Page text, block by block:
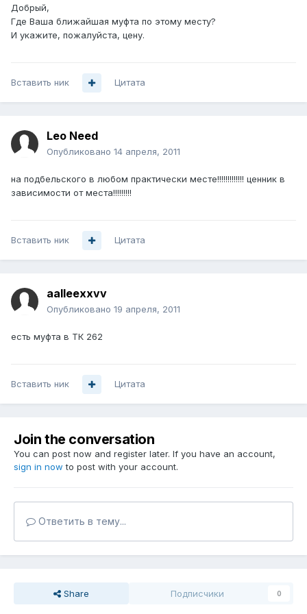
Добрый,
Где Ваша ближайшая муфта по этому месту?
И укажите, пожалуйста, цену.
Вставить ник Цитата
Leo Need
Опубликовано 14 апреля, 2011
на подбельского в любом практически месте!!!!!!!!!!!!! ценник в
зависимости от места!!!!!!!!!
Вставить ник Цитата
aalleexxvv
Опубликовано 19 апреля, 2011
есть муфта в ТК 262
Вставить ник Цитата
Join the conversation
You can post now and register later. If you have an account,
sign in now to post with your account.
Ответить в тему...
Share Подписчики 0